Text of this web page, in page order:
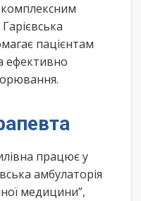
пацієнтам
ефективно
працює у
амбулаторія
медицини”,